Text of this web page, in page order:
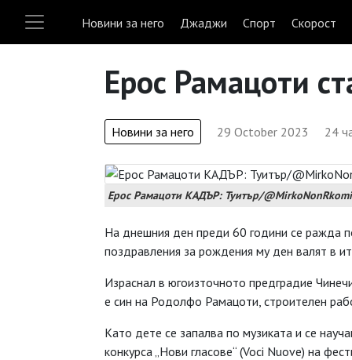
Новини за него Джаджи Спорт Скорост
Ерос Рамацоти
Новини за него 29 October 2023 24
Ерос Рамацоти КАДЪР: Туитър/@MirkoNonRkomi
На днешния ден преди 60 години се ражда
поздравления за рождения му ден валят в
Израснал в югоизточното предградие
е син на Родолфо Рамацоти, строителен
Като дете се запалва по музиката и се
конкурса „Нови гласове“ (Voci Nuove) на